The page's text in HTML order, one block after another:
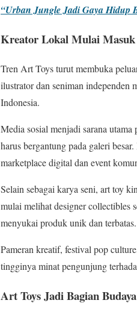
“Urban Jungle Jadi Gaya Hidup
Kreator Lokal Mulai
Tren Art Toys turut membuka
ilustrator dan seniman independen
Indonesia.
Media sosial menjadi sarana
harus bergantung pada galeri
marketplace digital dan event
Selain sebagai karya seni, art toy
mulai melihat designer collectibles
menyukai produk unik dan terbatas.
Pameran kreatif, festival pop
tingginya minat pengunjung
Art Toys Jadi Bagian